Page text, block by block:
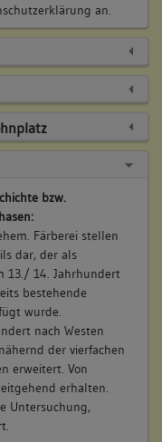
an.
bzw.
Färberei stellen
dar, der als
13./ 14. Jahrhundert
bestehende
wurde.
nach Westen
der vierfachen
erweitert. Von
erhalten.
Untersuchung,